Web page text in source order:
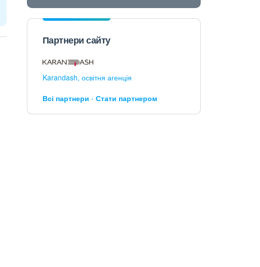
Партнери сайту
Karandash, освітня агенція
Всі партнери Стати партнером